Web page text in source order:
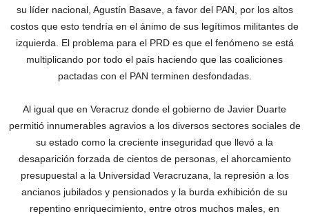
su líder nacional, Agustín Basave, a favor del PAN, por los altos
costos que esto tendría en el ánimo de sus legítimos militantes de
izquierda. El problema para el PRD es que el fenómeno se está
multiplicando por todo el país haciendo que las coaliciones
pactadas con el PAN terminen desfondadas.
Al igual que en Veracruz donde el gobierno de Javier Duarte
permitió innumerables agravios a los diversos sectores sociales de
su estado como la creciente inseguridad que llevó a la
desaparición forzada de cientos de personas, el ahorcamiento
presupuestal a la Universidad Veracruzana, la represión a los
ancianos jubilados y pensionados y la burda exhibición de su
repentino enriquecimiento, entre otros muchos males, en